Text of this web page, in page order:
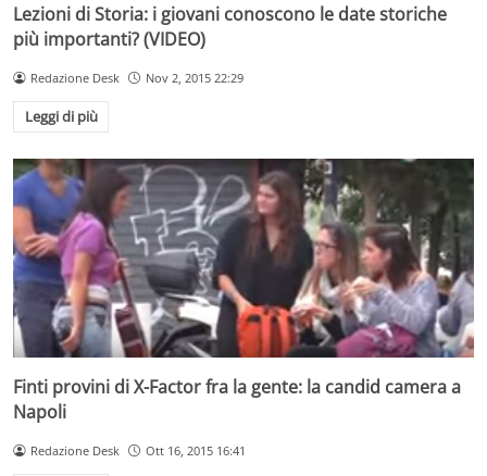
Lezioni di Storia: i giovani conoscono le date storiche
più importanti? (VIDEO)
Redazione Desk Nov 2, 2015 22:29
Leggi di più
Finti provini di X-Factor fra la gente: la candid camera a
Napoli
Redazione Desk Ott 16, 2015 16:41